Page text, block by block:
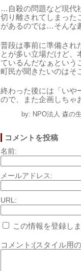
…自殺の問題など現代
切り離されてしまった
があるのでは…そんな
普段は事前に準備され
とが多い立場だけど、
ているんだなぁという
町民が聞きたいのはそ
終わった後には「いや
ので、また企画しちゃ
by: NPO法人 森の
コメントを投稿
名前:
メールアドレス:
URL:
この情報を登録し
コメント:(スタイル用